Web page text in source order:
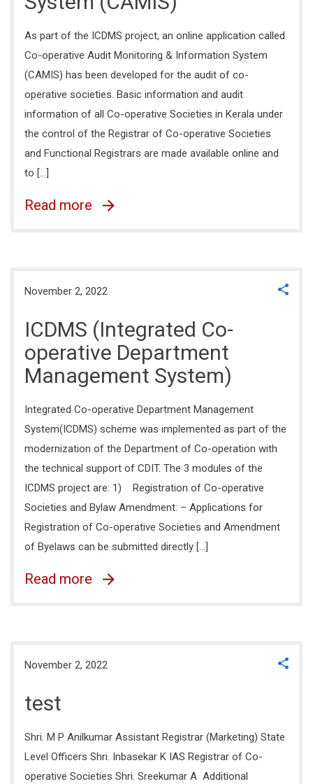
As part of the ICDMS project, an online application called
Co-operative Audit Monitoring & Information System
(CAMIS) has been developed for the audit of co-
operative societies. Basic information and audit
information of all Co-operative Societies in Kerala under
the control of the Registrar of Co-operative Societies
and Functional Registrars are made available online and
to […]
Read more
November 2, 2022
ICDMS (Integrated Co-
operative Department
Management System)
Integrated Co-operative Department Management
System(ICDMS) scheme was implemented as part of the
modernization of the Department of Co-operation with
the technical support of CDIT. The 3 modules of the
ICDMS project are: 1) Registration of Co-operative
Societies and Bylaw Amendment: – Applications for
Registration of Co-operative Societies and Amendment
of Byelaws can be submitted directly […]
Read more
November 2, 2022
test
Shri. M P Anilkumar Assistant Registrar (Marketing) State
Level Officers Shri. Inbasekar K IAS Registrar of Co-
operative Societies Shri. Sreekumar A Additional